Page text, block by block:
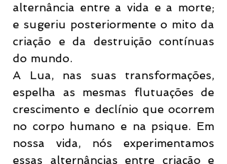
alternância entre a vida e a morte;
e sugeriu posteriormente o mito da
criação e da destruição contínuas
do mundo.
A Lua, nas suas transformações,
espelha as mesmas flutuações de
crescimento e declínio que ocorrem
no corpo humano e na psique. Em
nossa vida, nós experimentamos
essas alternâncias entre criação e